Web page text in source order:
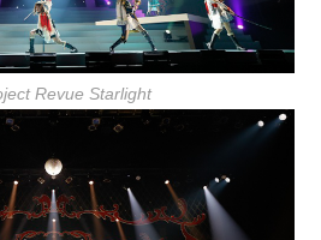
Revue Starlight